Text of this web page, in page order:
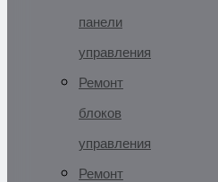
панели
управления
Ремонт
блоков
управления
Ремонт